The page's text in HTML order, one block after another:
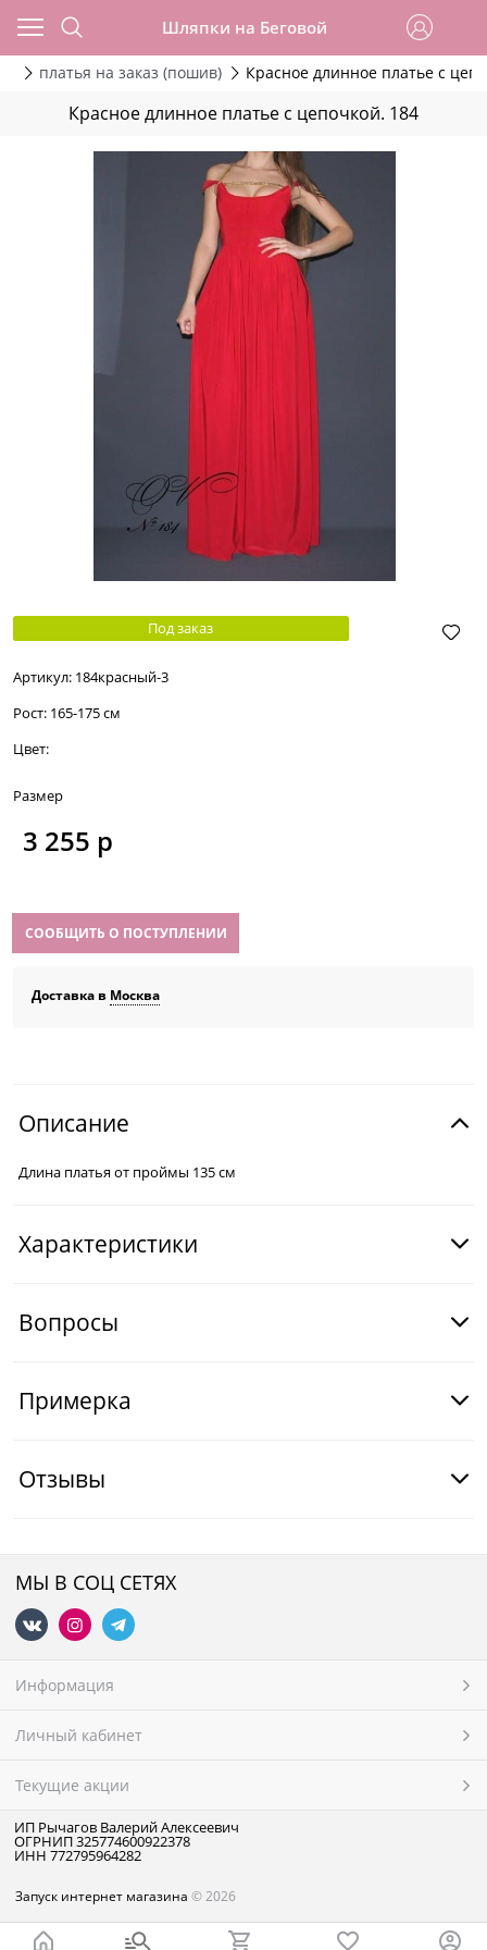
Шляпки на Беговой
платья на заказ (пошив) Красное длинное платье с
Красное длинное платье с цепочкой. 184
Под заказ
Артикул: 184красный-3
Рост: 165-175 см
Цвет:
Размер
3 255 р
СООБЩИТЬ О ПОСТУПЛЕНИИ
Доставка в Москва
Описание
Длина платья от проймы 135 см
Характеристики
Вопросы
Примерка
Отзывы
МЫ В СОЦ СЕТЯХ
Информация
Личный кабинет
Текущие акции
ИП Рычагов Валерий Алексеевич
ОГРНИП 325774600922378
ИНН 772795964282
Запуск интернет магазина © 2026